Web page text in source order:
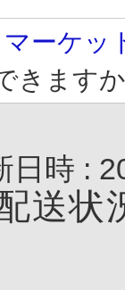
マーケッ
きます
日時 :
送